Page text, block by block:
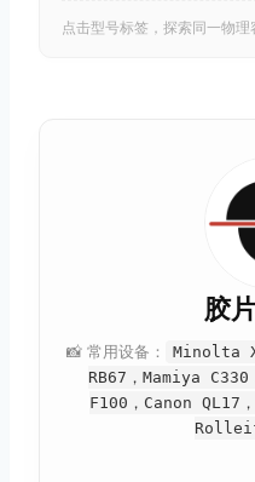
点击型号标签，探索同一物理
胶
📸 常用设备：
Minolta
RB67，Mamiya
F100，Canon QL17